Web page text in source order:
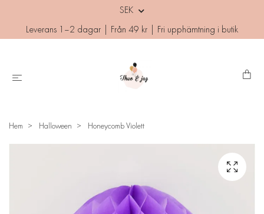
SEK
Leverans 1–2 dagar | Från 49 kr | Fri upphämtning i butik
Hem Halloween Honeycomb Violett